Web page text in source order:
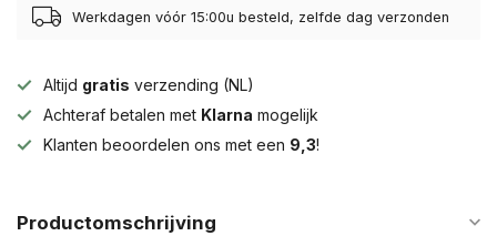
Werkdagen vóór 15:00u besteld, zelfde dag verzonden
Altijd gratis verzending (NL)
Achteraf betalen met Klarna mogelijk
Klanten beoordelen ons met een 9,3!
Productomschrijving